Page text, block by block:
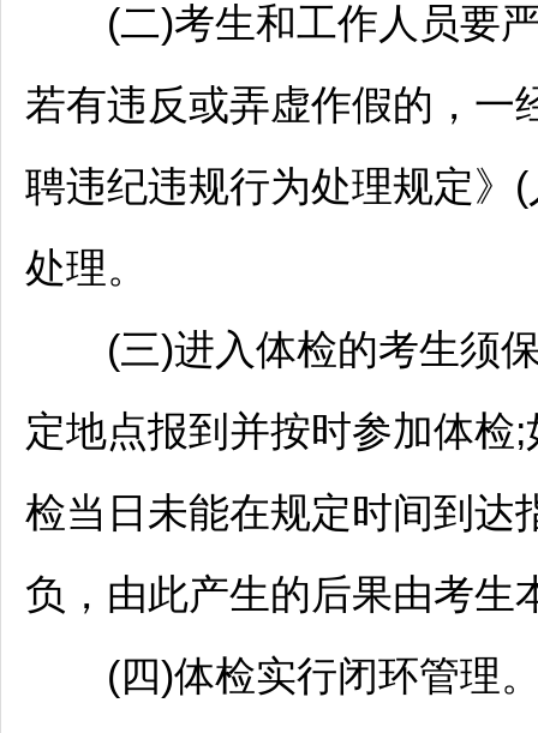
(二)考生和工作人员要严
若有违反或弄虚作假的，一
聘违纪违规行为处理规定》
处理。
(三)进入体检的考生须保
定地点报到并按时参加体检
检当日未能在规定时间到达
负，由此产生的后果由考生
(四)体检实行闭环管理。